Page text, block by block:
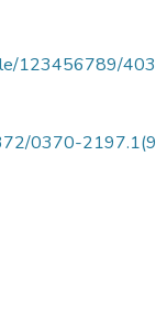
123456789/
0370-